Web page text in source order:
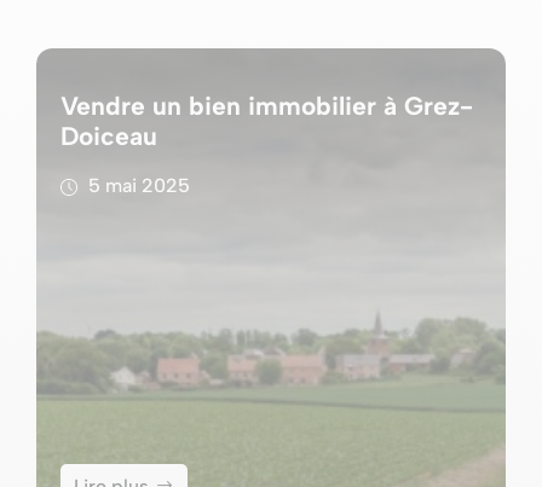
Vendre un bien immobilier à Grez-
Doiceau
5 mai 2025